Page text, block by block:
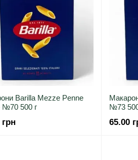
Barilla Mezze Penne
№70 500 г
№73
65.00